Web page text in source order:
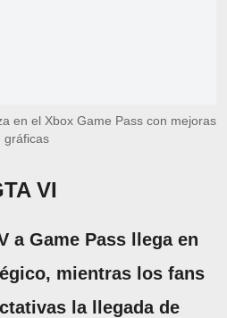
en el Xbox Game Pass con mejoras
gráficas
VI
a Game Pass llega en
mientras los fans
la llegada de